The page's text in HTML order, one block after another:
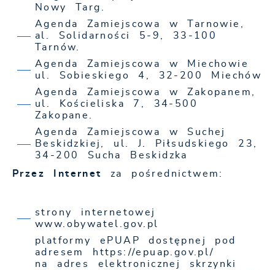
Nowy Targ.
Agenda Zamiejscowa w Tarnowie,
al. Solidarności 5-9, 33-100
Tarnów.
Agenda Zamiejscowa w Miechowie
ul. Sobieskiego 4, 32-200 Miechów
Agenda Zamiejscowa w Zakopanem,
ul. Kościeliska 7, 34-500
Zakopane.
Agenda Zamiejscowa w Suchej
Beskidzkiej, ul. J. Piłsudskiego 23,
34-200 Sucha Beskidzka
Przez Internet za pośrednictwem:
strony internetowej
www.obywatel.gov.pl
platformy ePUAP dostępnej pod
adresem https://epuap.gov.pl/
na adres elektronicznej skrzynki